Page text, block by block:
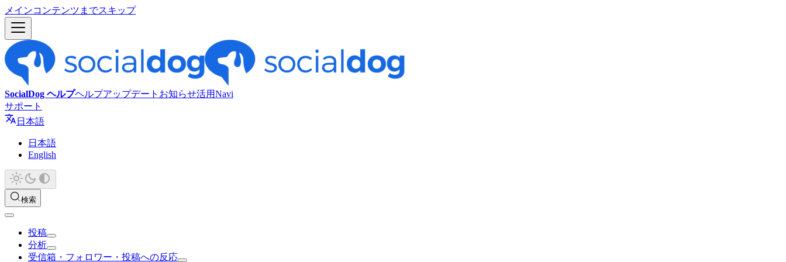
メインコンテンツまでスキップ
SocialDog ヘルプヘルプアップデート お知らせ活用Navi
サポート
日本語
日本語
English
検索
投稿
分析
受信箱・フォロワー・投稿への反応